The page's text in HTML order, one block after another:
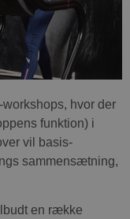
hvor der
funktion) i
vil basis-
sammensætning,
en række